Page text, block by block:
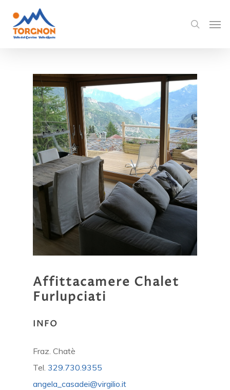
Affittacamere Chalet
Furlupciati
INFO
Fraz. Chatè
Tel. 329.730.9355
angela_casadei@virgilio.it